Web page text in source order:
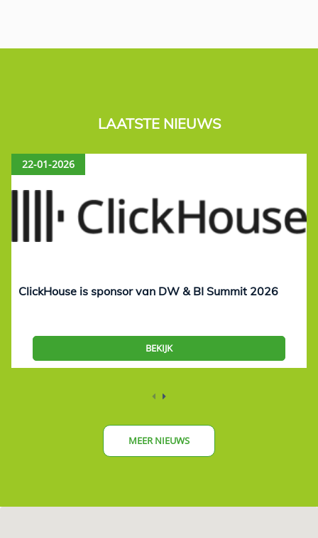
LAATSTE NIEUWS
22-01-2026
ClickHouse is sponsor van DW & BI Summit 2026
BEKIJK
MEER NIEUWS